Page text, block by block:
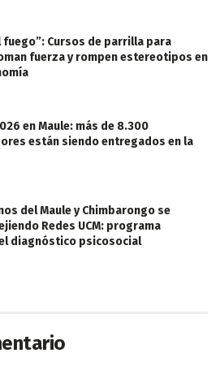
fuego”: Cursos de parrilla para
fuerza y rompen estereotipos en
en Maule: más de 8.300
están siendo entregados en la
del Maule y Chimbarongo se
Redes UCM: programa
diagnóstico psicosocial